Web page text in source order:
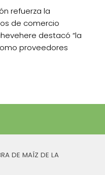
refuerza la
de comercio
destacó “la
proveedores
DE MAÍZ DE LA